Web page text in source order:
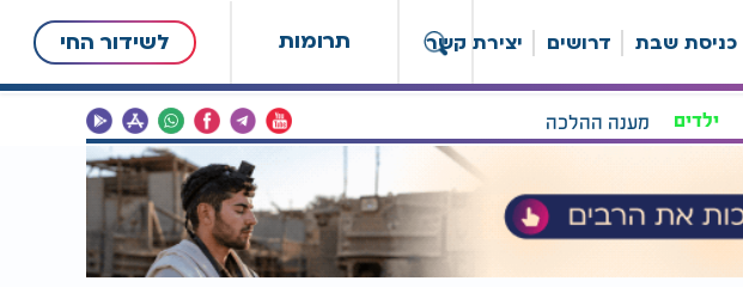
תרומות לשידור החי כניסת שבת דרושים יצירת קשר
ילדים מענה ההלכה